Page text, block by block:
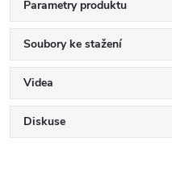
Parametry produktu
Soubory ke stažení
Videa
Diskuse